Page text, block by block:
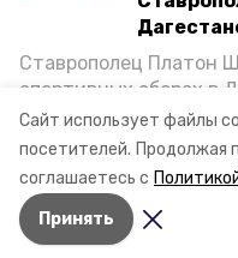
Сайт использует файлы
посетителей. Продолжая
соглашаетесь с
Принять
Ставрополец Платон
спортивных сборах в
Каспийском море
возвращении домой,
пригласили в
наградили.
с юным героем.
составила 15
счастью, никто
Специалистам
причину
по СКВидео: